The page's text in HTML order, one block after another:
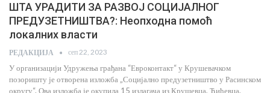
ШТА УРАДИТИ ЗА РАЗВОЈ СОЦИЈАЛНОГ
ПРЕДУЗЕТНИШТВА?: Неопходна помоћ
локалних власти
РЕДАКЦИЈА сеп 22, 2023
У организацији Удружења грађана “Евроконтакт“ у Крушевачком
позоришту је отворена изложба „Социјално предузетништво у Расинском
округу“. Ова изложба је окупила 15 излагача из Крушевца, Ћићевца,